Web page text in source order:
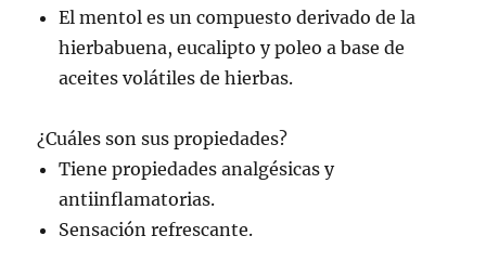
El mentol es un compuesto derivado de la
hierbabuena, eucalipto y poleo a base de
aceites volátiles de hierbas.
¿Cuáles son sus propiedades?
Tiene propiedades analgésicas y
antiinflamatorias.
Sensación refrescante.